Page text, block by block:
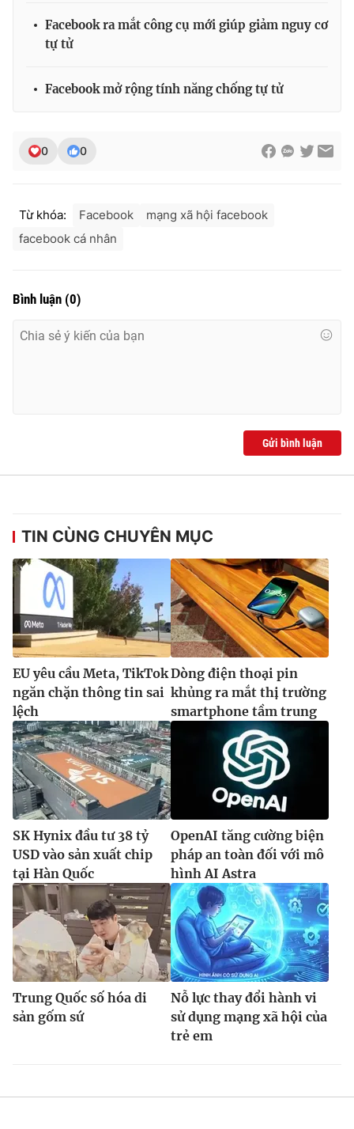
Email:toasoan@vtv.vn
Liên hệ quảng cáo:
thuận bằng văn bản. Ghi rõ nguồn VTV.vn khi phát hành lại
thông tin từ website này.
Facebook ra mắt công cụ mới giúp giảm nguy cơ
tự tử
Facebook mở rộng tính năng chống tự tử
0 0
Từ khóa: Facebook
mạng xã hội facebook
facebook cá nhân
Bình luận (0)
Gửi bình luận
TIN CÙNG CHUYÊN MỤC
EU yêu cầu Meta, TikTok
ngăn chặn thông tin sai
lệch
Dòng điện thoại pin
khủng ra mắt thị trường
smartphone tầm trung
SK Hynix đầu tư 38 tỷ
USD vào sản xuất chip
tại Hàn Quốc
OpenAI tăng cường biện
pháp an toàn đối với mô
hình AI Astra
Trung Quốc số hóa di
sản gốm sứ
Nỗ lực thay đổi hành vi
sử dụng mạng xã hội của
trẻ em